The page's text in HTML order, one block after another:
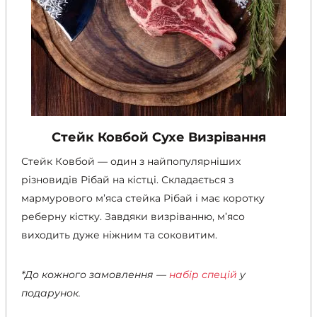
Стейк Ковбой Сухе Визрівання
Стейк Ковбой — один з найпопулярніших
різновидів Рібай на кістці. Складається з
мармурового м’яса стейка Рібай і має коротку
реберну кістку. Завдяки визріванню, м’ясо
виходить дуже ніжним та соковитим.
*До кожного замовлення — набір спецій у
подарунок.